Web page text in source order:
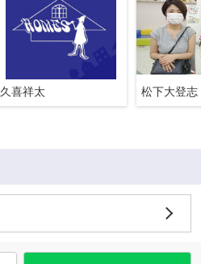
久喜祥太 松下大登志